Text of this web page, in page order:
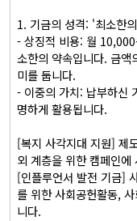
1. 기금의 성격: '최소한
- 상징적 비용: 월
소한의 약속입니다. 금
미를 둡니다.
- 이중의 가치: 납부하신
명하게 활용됩니다.
[복지 사각지대 지원] 제
외 계층을 위한 캠페인에
[인플루언서 발전 기금]
를 위한 사회공헌활동,
니다.